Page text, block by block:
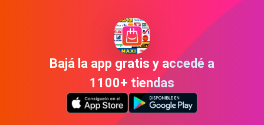
Bajá la app gratis y accedé a
1100+ tiendas